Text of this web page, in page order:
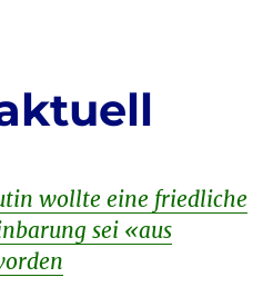
wollte eine friedliche
sei «aus